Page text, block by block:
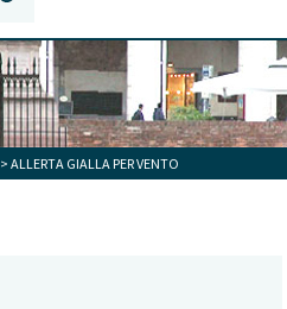
> ALLERTA GIALLA PER VENTO